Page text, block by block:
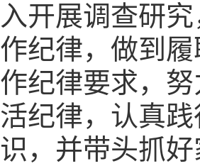
入开展调查研
作纪律，做到
作纪律要求，
活纪律，认真
识，并带头抓